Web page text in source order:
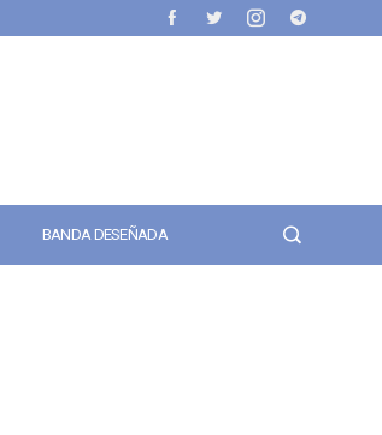
BANDA DESEÑADA